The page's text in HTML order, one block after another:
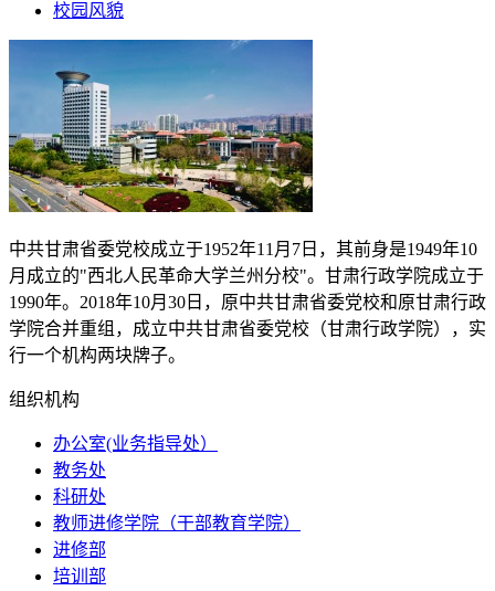
校园风貌
中共甘肃省委党校成立于1952年11月 7 日，其前身是1949年10
月成立的"西北人民革命大学兰州分校"。甘肃行政学院成立于
1990年。 2018年10月 30 日，原中共甘肃省委党校和原甘肃行政
学院合并重组，成立中共甘肃省委党校（甘肃行政学院），实
行一个机构两块牌子。
组织机构
办公室(业务指导处）
教务处
科研处
教师进修学院（干部教育学院）
进修部
培训部